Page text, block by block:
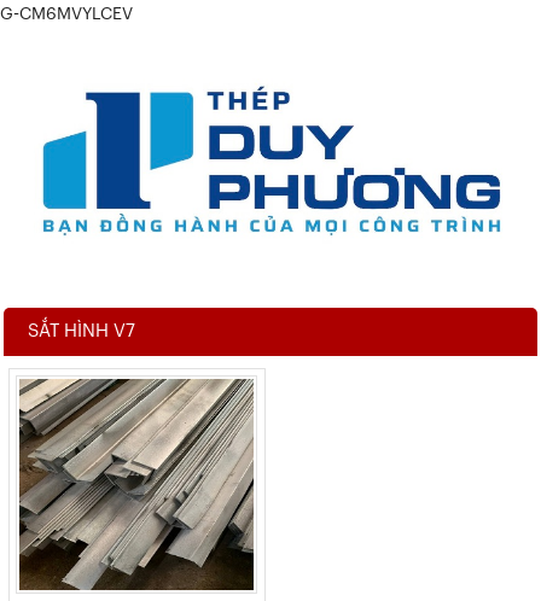
G-CM6MVYLCEV
SẮT HÌNH V7